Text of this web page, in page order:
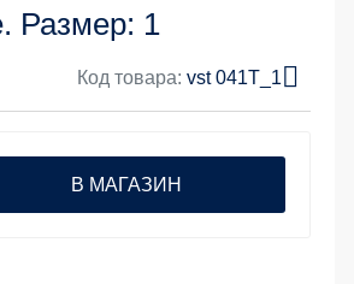
Размер: 1
Код товара: vst 041T_1
В МАГАЗИН